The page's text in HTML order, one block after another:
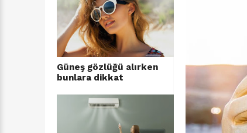
Güneş gözlüğü alırken
bunlara dikkat